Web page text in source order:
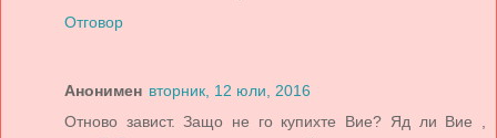
Отговор
Анонимен вторник, 12 юли, 2016
Отново завист. Защо не го купихте Вие? Яд ли Вие ,